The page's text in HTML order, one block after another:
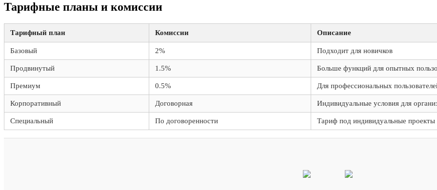
Тарифные планы и комиссии
Тарифный план Комиссии Описание
Базовый 2% Подходит для новичков
Продвинутый 1.5% Больше функций для опытных
Премиум 0.5% Для профессиональных
Корпоративный Договорная Индивидуальные условия для
Специальный По договоренности Тариф под индивидуальные проекты